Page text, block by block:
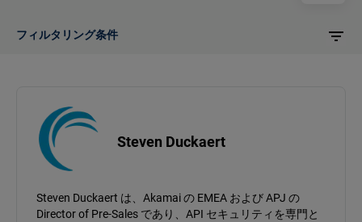
フィルタリング条件
Steven Duckaert
Steven Duckaert は、Akamai の EMEA および APJ の
Director of Pre-Sales であり、API セキュリティを専門と